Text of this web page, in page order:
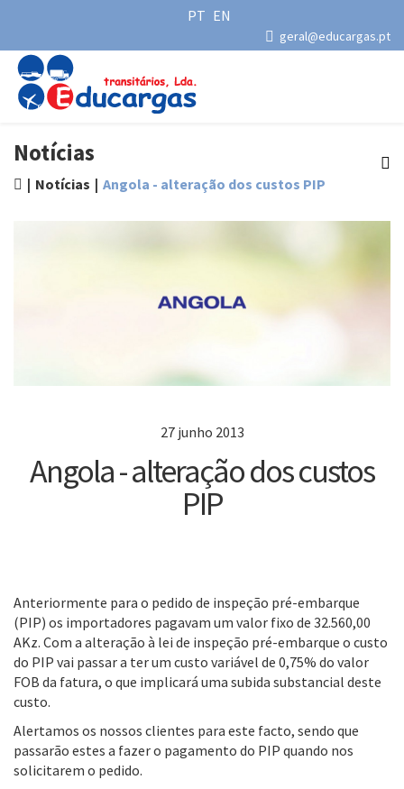
PT EN
geral@educargas.pt
Notícias
Notícias Angola - alteração dos custos PIP
27 junho 2013
Angola - alteração dos custos
PIP
Anteriormente para o pedido de inspeção pré-embarque
(PIP) os importadores pagavam um valor fixo de 32.560,00
AKz. Com a alteração à lei de inspeção pré-embarque o custo
do PIP vai passar a ter um custo variável de 0,75% do valor
FOB da fatura, o que implicará uma subida substancial deste
custo.
Alertamos os nossos clientes para este facto, sendo que
passarão estes a fazer o pagamento do PIP quando nos
solicitarem o pedido.